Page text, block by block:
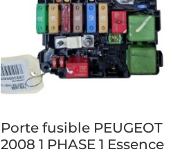
Porte fusible PEUGEOT
2008 1 PHASE 1 Essence